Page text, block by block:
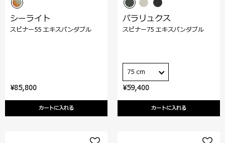
¥85,800
カートに入れる
シーライト
スピナー55 エキスパンダブル
¥59,400
カートに入れる
パラリュクス
スピナー75 エキスパンダブル
75 cm